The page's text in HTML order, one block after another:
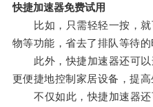
快捷加速器免费试用
比如，只需轻轻一按，就
物等功能，省去了排队等待的
此外，快捷加速器还可以
更便捷地控制家居设备，提高
不仅如此，快捷加速器还